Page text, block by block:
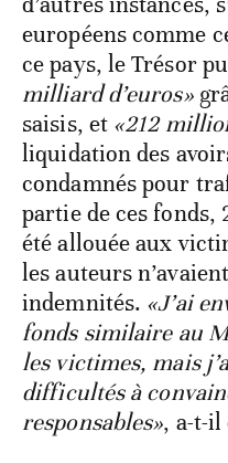
européens comme
ce pays, le Trésor
milliard d’euros»
saisis, et «212
liquidation des
condamnés pour
partie de ces fonds,
été allouée aux
les auteurs
indemnités. «J’ai
fonds similaire au
les victimes, mais
difficultés à
responsables», a-t-il